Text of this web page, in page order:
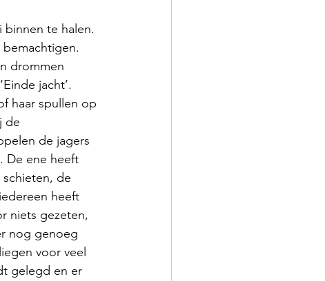
binnen te halen.
drommen
jacht’.
haar spullen op
de
de jagers
De ene heeft
schieten, de
heeft
niets gezeten,
nog genoeg
voor veel
gelegd en er